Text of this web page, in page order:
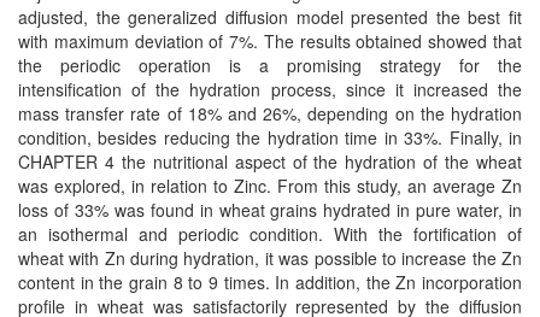
adjusted, the generalized diffusion model presented the best fit
with maximum deviation of 7%. The results obtained showed that
the periodic operation is a promising strategy for the
intensification of the hydration process, since it increased the
mass transfer rate of 18% and 26%, depending on the hydration
condition, besides reducing the hydration time in 33%. Finally, in
CHAPTER 4 the nutritional aspect of the hydration of the wheat
was explored, in relation to Zinc. From this study, an average Zn
loss of 33% was found in wheat grains hydrated in pure water, in
an isothermal and periodic condition. With the fortification of
wheat with Zn during hydration, it was possible to increase the Zn
content in the grain 8 to 9 times. In addition, the Zn incorporation
profile in wheat was satisfactorily represented by the diffusion